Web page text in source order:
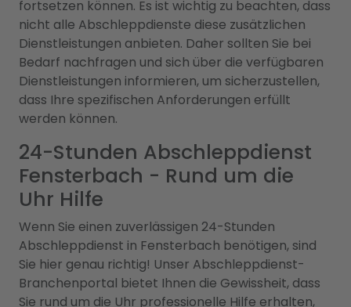
fortsetzen können. Es ist wichtig zu beachten, dass
nicht alle Abschleppdienste diese zusätzlichen
Dienstleistungen anbieten. Daher sollten Sie bei
Bedarf nachfragen und sich über die verfügbaren
Dienstleistungen informieren, um sicherzustellen,
dass Ihre spezifischen Anforderungen erfüllt
werden können.
24-Stunden Abschleppdienst
Fensterbach - Rund um die
Uhr Hilfe
Wenn Sie einen zuverlässigen 24-Stunden
Abschleppdienst in Fensterbach benötigen, sind
Sie hier genau richtig! Unser Abschleppdienst-
Branchenportal bietet Ihnen die Gewissheit, dass
Sie rund um die Uhr professionelle Hilfe erhalten,